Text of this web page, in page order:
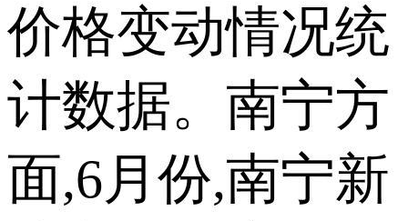
价格变动情况统
计数据。南宁方
面,6月份,南宁新